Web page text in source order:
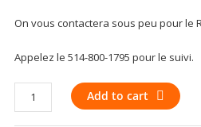
On vous contactera sous peu pour le
Appelez le 514-800-1795 pour le suivi.
Loud
speaker
Add to cart